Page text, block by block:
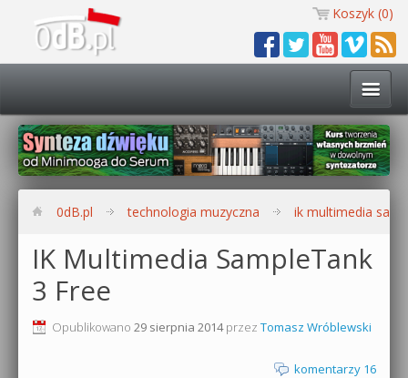
Koszyk (0)
Technologia muzyczna
Kursy i warsztaty
Zobacz wszystkie kursy i warsztaty
Synteza dźwięku 🔥
0dB.pl technologia muzyczna ik multimedia
IK Multimedia SampleTank
3 Free
Opublikowano 29 sierpnia 2014przez Tomasz Wróblewski
komentarzy 16